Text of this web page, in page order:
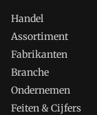
Handel
Assortiment
Fabrikanten
Branche
Ondernemen
Feiten & Cijfers